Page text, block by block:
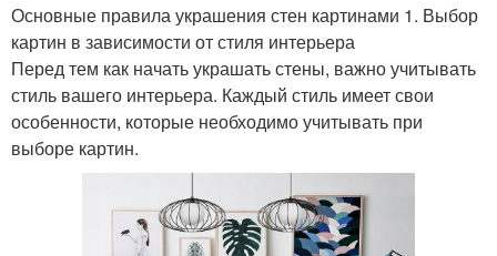
Основные правила украшения стен картинами 1. Выбор
картин в зависимости от стиля интерьера
Перед тем как начать украшать стены, важно учитывать
стиль вашего интерьера. Каждый стиль имеет свои
особенности, которые необходимо учитывать при
выборе картин.